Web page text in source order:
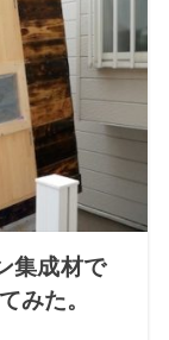
集成材で
みた。